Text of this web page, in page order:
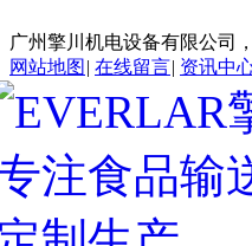
广州擎川机电设备有限公司
网站地图 | 在线留言| 资讯中